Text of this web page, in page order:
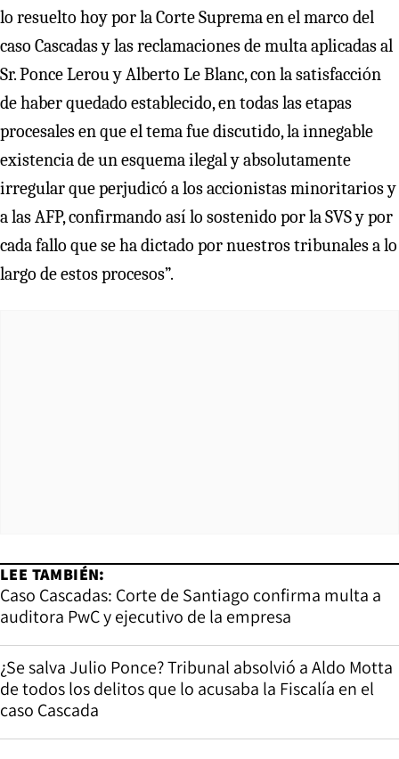
lo resuelto hoy por la Corte Suprema en el marco del
caso Cascadas y las reclamaciones de multa aplicadas al
Sr. Ponce Lerou y Alberto Le Blanc, con la satisfacción
de haber quedado establecido, en todas las etapas
procesales en que el tema fue discutido, la innegable
existencia de un esquema ilegal y absolutamente
irregular que perjudicó a los accionistas minoritarios y
a las AFP, confirmando así lo sostenido por la SVS y por
cada fallo que se ha dictado por nuestros tribunales a lo
largo de estos procesos”.
LEE TAMBIÉN:
Caso Cascadas: Corte de Santiago confirma multa a
auditora PwC y ejecutivo de la empresa
¿Se salva Julio Ponce? Tribunal absolvió a Aldo Motta
de todos los delitos que lo acusaba la Fiscalía en el
caso Cascada